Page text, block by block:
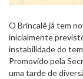
O Brincalê já tem
inicialmente
instabilidade do
Promovido pela
uma tarde de